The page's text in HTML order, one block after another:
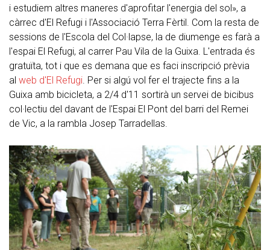
i estudiem altres maneres d'aprofitar l'energia del sol», a
càrrec d'El Refugi i l'Associació Terra Fèrtil. Com la resta de
sessions de l'Escola del Col·lapse, la de diumenge es farà a
l'espai El Refugi, al carrer Pau Vila de la Guixa. L'entrada és
gratuïta, tot i que es demana que es faci inscripció prèvia
al web d'El Refugi . Per si algú vol fer el trajecte fins a la
Guixa amb bicicleta, a 2/4 d'11 sortirà un servei de bicibus
col·lectiu del davant de l'Espai El Pont del barri del Remei
de Vic, a la rambla Josep Tarradellas.